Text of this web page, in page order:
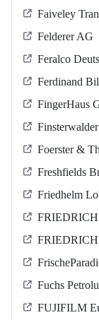
Faiveley
Felderer AG
Feralco
Ferdinand
FingerHaus
Foerster &
Freshfields
Friedhelm
Fuchs
FUJIFILM